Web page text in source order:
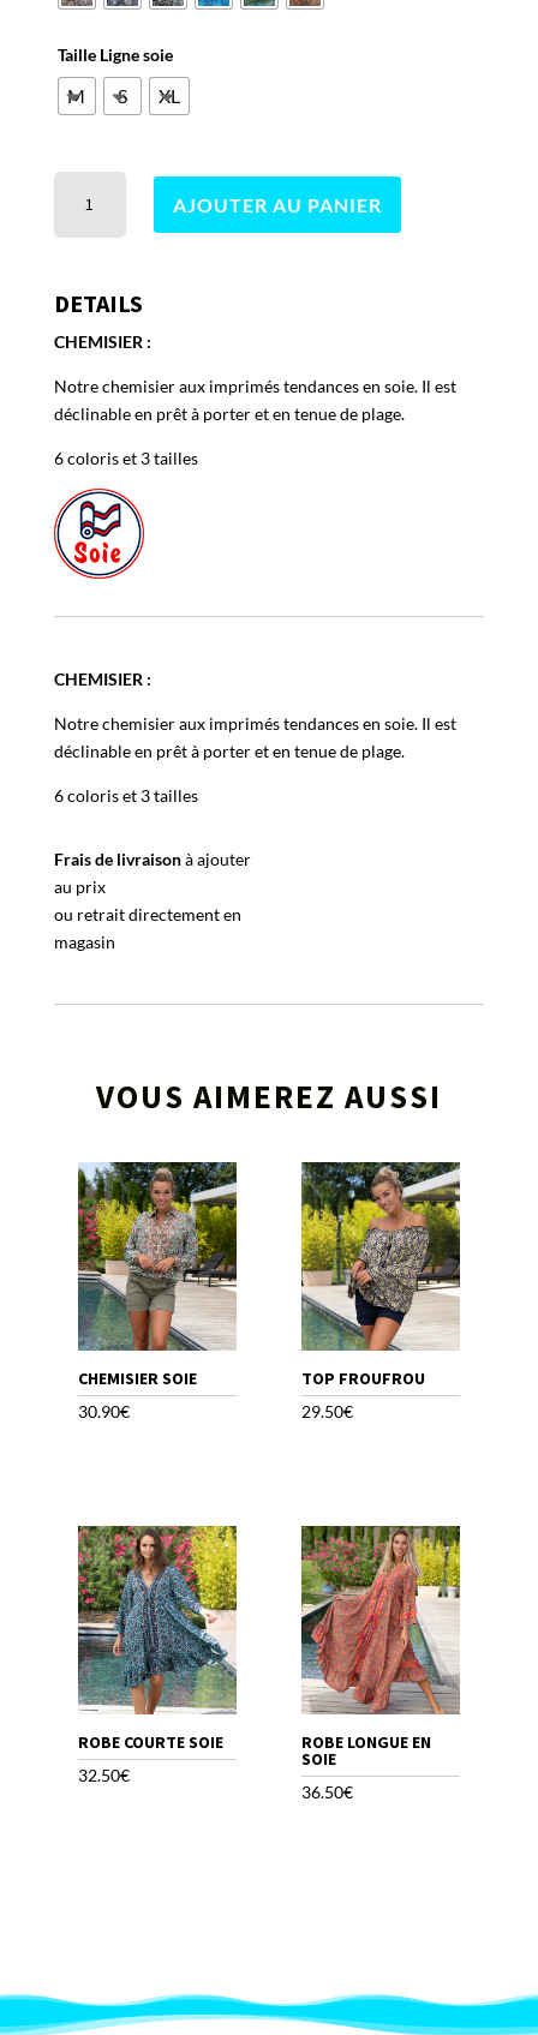
Taille Ligne soie
M S XL
Chemisier
AJOUTER AU PANIER
DETAILS
CHEMISIER :
Notre chemisier aux imprimés tendances en soie. Il est
déclinable en prêt à porter et en tenue de plage.
6 coloris et 3 tailles
CHEMISIER :
Notre chemisier aux imprimés tendances en soie. Il est
déclinable en prêt à porter et en tenue de plage.
6 coloris et 3 tailles
Frais de livraisonà ajouter
au prix
ou retrait directement en
magasin
VOUS AIMEREZ AUSSI
CHEMISIER SOIE
30.90€
TOP FROUFROU
29.50€
ROBE COURTE SOIE
32.50€
ROBE LONGUE EN
SOIE
36.50€